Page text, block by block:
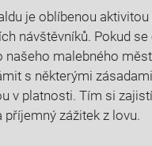
je oblíbenou aktivitou
návštěvníků. Pokud
‌našeho malebného⁤
s některými
v platnosti. Tím si
příjemný zážitek⁢ z lovu.